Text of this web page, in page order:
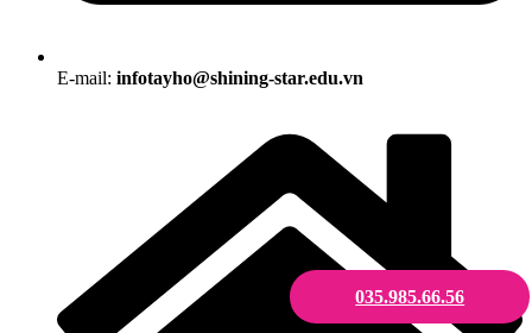
035.985.66.56
E-mail: infotayho@shining-star.edu.vn